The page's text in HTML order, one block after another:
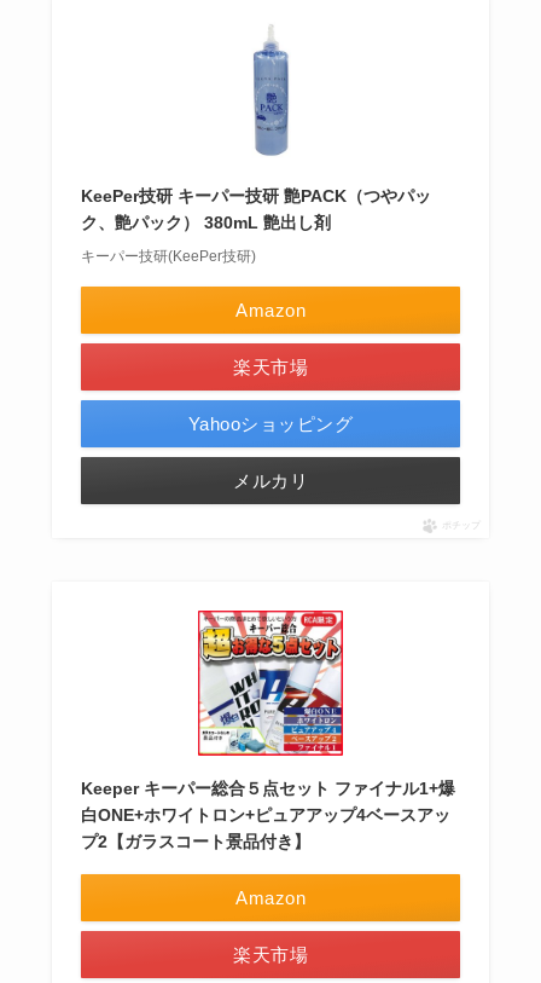
KeePer技研 キーパー技研 艶PACK（つやパッ
ク、艶パック） 380mL 艶出し剤
キーパー技研(KeePer技研)
Amazon
楽天市場
Yahooショッピング
メルカリ
ポチップ
Keeper キーパー総合５点セット ファイナル1+爆
白ONE+ホワイトロン+ピュアアップ4ベースアッ
プ2【ガラスコート景品付き】
Amazon
楽天市場